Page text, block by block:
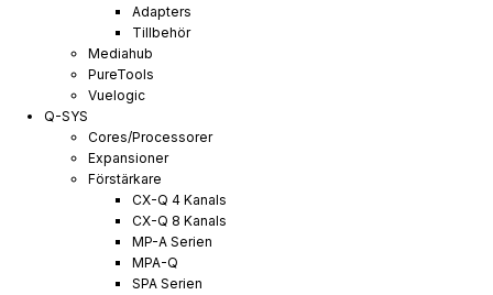
Adapters
Tillbehör
Mediahub
PureTools
Vuelogic
Q-SYS
Cores/Processorer
Expansioner
Förstärkare
CX-Q 4 Kanals
CX-Q 8 Kanals
MP-A Serien
MPA-Q
SPA Serien